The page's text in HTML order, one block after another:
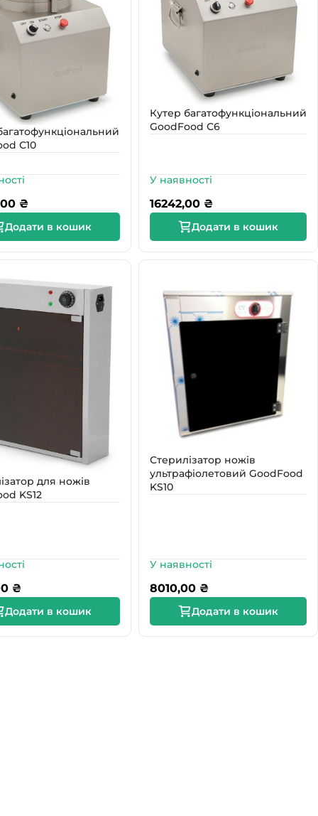
С10
₴
Додати в кошик
Кутер багатофункціональний
GoodFood С6
У наявності
16242,00 ₴
Додати в кошик
для ножів
KS12
₴
Додати в кошик
Стерилізатор ножів
ультрафіолетовий GoodFood
KS10
У наявності
8010,00 ₴
Додати в кошик